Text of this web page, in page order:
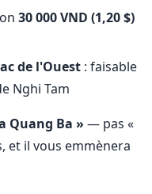
30 000 VND (1,20 $)
de l'Ouest : faisable
Nghi Tam
Quang Ba » — pas «
et il vous emmènera